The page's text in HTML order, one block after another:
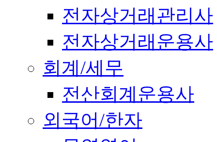
전자상거래관리사
전자상거래운용사
회계/세무
전산회계운용사
외국어/한자